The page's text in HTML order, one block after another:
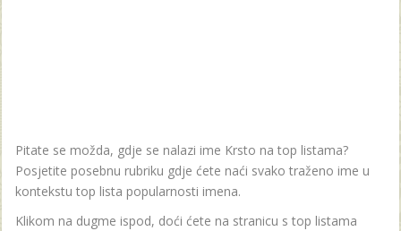
Pitate se možda, gdje se nalazi ime Krsto na top listama?
Posjetite posebnu rubriku gdje ćete naći svako traženo ime u
kontekstu top lista popularnosti imena.
Klikom na dugme ispod, doći ćete na stranicu s top listama